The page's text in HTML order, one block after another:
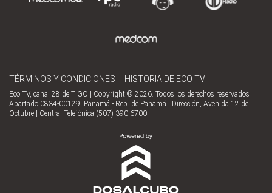
TÉRMINOS Y CONDICIONES HISTORIA DE ECO TV
Eco TV, canal 28 de TIGO | Copyright © 2026. Todos los derechos reservados
Apartado 0834-00129, Panamá - Rep. de Panamá | Dirección, Avenida 12 de
Octubre | Central Telefónica (507) 390-6700.